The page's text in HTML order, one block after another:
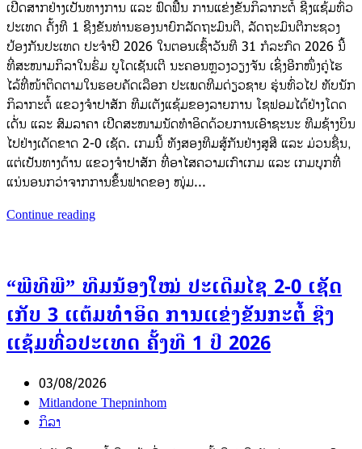
ເປີດສາກຢ່າງເປັນທາງການ ແລະ ຟົດຟື້ນ ການແຂ່ງຂັນກິລາກະຕໍ້ ຊີງແຊ້ມທົ່ວ
ປະເທດ ຄັ້ງທີ 1 ຊີງຂັນທ່ານຮອງນາຍົກລັດຖະມົນຕີ, ລັດຖະມົນຕີກະຊວງ
ປ້ອງກັນປະເທດ ປະຈຳປີ 2026 ໃນຕອນເຊົ້າວັນທີ 31 ກໍລະກົດ 2026 ນີ້
ທີ່ສະໜາມກິລາໃນຮົ່ມ ບູໂດເຊັນເຕີ ນະຄອນຫຼວງວຽງຈັນ ເຊິ່ງອີກໜຶ່ງຄູ່ໄຮ
ໄລ້ທີ່ໜ້າຕິດຕາມໃນຮອບຄັດເລືອກ ປະເພດທີມດ່ຽວຊາຍ ຮຸ່ນທົ່ວໄປ ທັບນັກ
ກິລາກະຕໍ້ ແຂວງຈຳປາສັກ ທີມເຕັງແຊ້ມຂອງລາຍການ ໂຊຟອມໄດ້ຢ່າງໂດດ
ເດັ່ນ ແລະ ສົມລາຄາ ເປີດສະໜາມນັດທຳອິດດ້ວຍການເອົາຊະນະ ທີມຊ້າງບິນ
ໄປຢ່າງເດັດຂາດ 2-0 ເຊັດ. ເກມນີ້ ທັງສອງທີມສູ້ກັນຢ່າງສູສີ ແລະ ມ່ວນຊື່ນ,
ແຕ່ເປັນທາງດ້ານ ແຂວງຈຳປາສັກ ທີ່ອາໄສຄວາມເກົາເກມ ແລະ ເກມບຸກທີ່
ແນ່ນອນກວ່າຈາກການຂຶ້ນຟາດຂອງ ໜຸ່ມ...
Continue reading
“ພີທີພີ” ທີມນ້ອງໃໝ່ ປະເດີມໄຊ 2-0 ເຊັດ
ເກັບ 3 ແຕ້ມທຳອິດ ການແຂ່ງຂັນກະຕໍ້ ຊີງ
ແຊ້ມທົ່ວປະເທດ ຄັ້ງທີ 1 ປີ 2026
03/08/2026
Mitlandone Thepninhom
ກິລາ